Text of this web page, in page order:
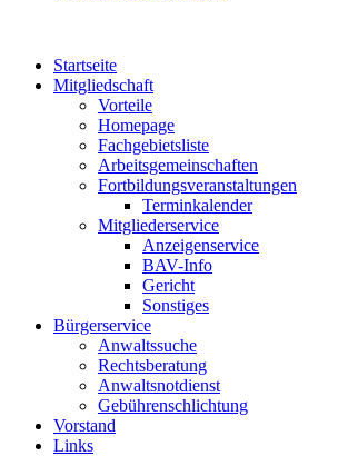
Startseite
Mitgliedschaft
Vorteile
Homepage
Fachgebietsliste
Arbeitsgemeinschaften
Fortbildungsveranstaltungen
Terminkalender
Mitgliederservice
Anzeigenservice
BAV-Info
Gericht
Sonstiges
Bürgerservice
Anwaltssuche
Rechtsberatung
Anwaltsnotdienst
Gebührenschlichtung
Vorstand
Links